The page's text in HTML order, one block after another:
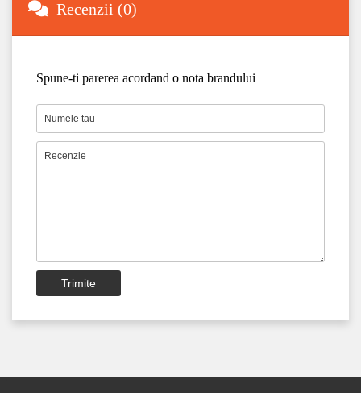
Recenzii (0)
Spune-ti parerea acordand o nota brandului
Trimite